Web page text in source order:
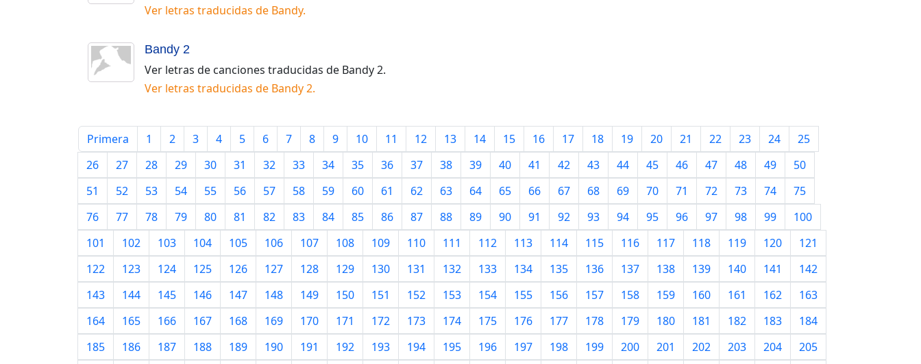
Ver letras traducidas de Bandy.
Bandy 2
Ver letras de canciones traducidas de Bandy 2.
Ver letras traducidas de Bandy 2.
Primera 1 2 3 4 5 6 7 8 9 10 11 12 13 14 15 16 17 18 19 20 21 22 23 24
25
26
27 28 29 30 31 32 33 34 35 36 37 38 39 40 41 42 43 44 45 46 47 48 49
50
51
52 53 54 55 56 57 58 59 60 61 62 63 64 65 66 67 68 69 70 71 72 73 74
75
76
77 78 79 80 81 82 83 84 85 86 87 88 89 90 91 92 93 94 95 96 97 98 99
100
101
102 103 104 105 106 107 108 109 110 111 112 113 114 115 116 117 118 119 120
121
122
123 124 125 126 127 128 129 130 131 132 133 134 135 136 137 138 139 140 141
142
143
144 145 146 147 148 149 150 151 152 153 154 155 156 157 158 159 160 161 162
163
164
165 166 167 168 169 170 171 172 173 174 175 176 177 178 179 180 181 182 183
184
185
186 187 188 189 190 191 192 193 194 195 196 197 198 199 200 201 202 203 204
205